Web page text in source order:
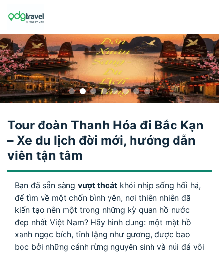
Tour đoàn Thanh Hóa đi Bắc Kạn
– Xe du lịch đời mới, hướng dẫn
viên tận tâm
Bạn đã sẵn sàng vượt thoát khỏi nhịp sống hối hả,
để tìm về một chốn bình yên, nơi thiên nhiên đã
kiến tạo nên một trong những kỳ quan hồ nước
đẹp nhất Việt Nam? Hãy hình dung: một mặt hồ
xanh ngọc bích, tĩnh lặng như gương, được bao
bọc bởi những cánh rừng nguyên sinh và núi đá vôi